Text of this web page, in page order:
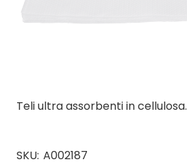
Teli ultra assorbenti in cellulosa.
SKU: A002187